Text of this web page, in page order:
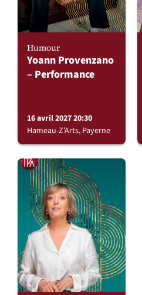
Humour
Yoann Provenzano
– Performance
16 avril 2027 20:30
Hameau-Z'Arts, Payerne